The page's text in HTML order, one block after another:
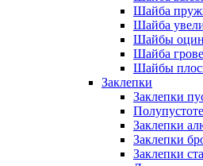
Шайба
Шайба
Шайбы
Шайба
Шайбы
Заклепки
Заклепки
Заклепки
Заклепки
Заклепки